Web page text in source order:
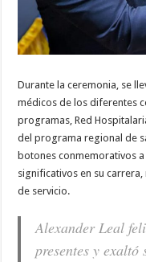
Durante la ceremonia, se
médicos de los diferentes
programas, Red
del programa regional de
botones conmemorativos
significativos en su
de servicio.
Alexander Leal
presentes y